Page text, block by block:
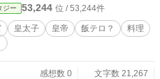
ジー 53,244 位 / 53,244件
皇太子 皇帝 飯テロ？
料理
感想数 0
文字数 21,267